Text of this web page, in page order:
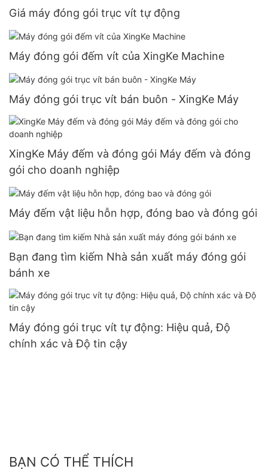
Giá máy đóng gói trục vít tự động
Máy đóng gói đếm vít của XingKe Machine
Máy đóng gói trục vít bán buôn - XingKe Máy
XingKe Máy đếm và đóng gói Máy đếm và đóng
gói cho doanh nghiệp
Máy đếm vật liệu hỗn hợp, đóng bao và đóng gói
Bạn đang tìm kiếm Nhà sản xuất máy đóng gói
bánh xe
Máy đóng gói trục vít tự động: Hiệu quả, Độ
chính xác và Độ tin cậy
BẠN CÓ THỂ THÍCH